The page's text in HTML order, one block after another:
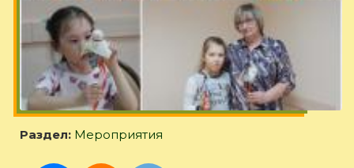
Раздел: Мероприятия